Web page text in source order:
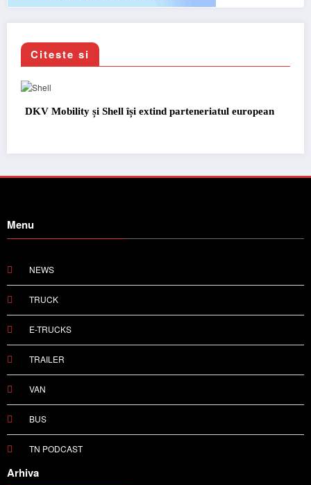
Citeste si
DKV Mobility și Shell își extind parteneriatul european
Menu
NEWS
TRUCK
E-TRUCKS
TRAILER
VAN
BUS
TN PODCAST
Arhiva